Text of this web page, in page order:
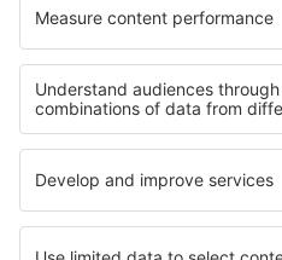
Hotels in Val Rendena Hotels
Hotels in Abruzzo Hotels in
Hotels beim Comer See
Hotels in Valparaíso Hotels
Hotels in Dobrich Hotels auf